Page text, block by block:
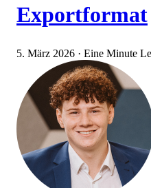
Exportformat
5. März 2026 · Eine Minute